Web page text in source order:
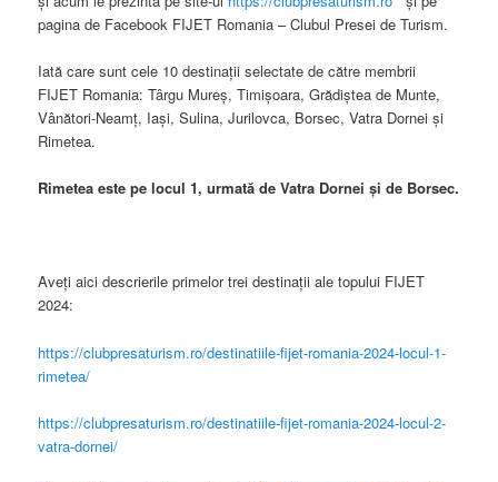
pagina de Facebook FIJET Romania – Clubul Presei de Turism.
Iată care sunt cele 10 destinații selectate de către membrii
FIJET Romania: Târgu Mureș, Timișoara, Grădiștea de Munte,
Vânători-Neamț, Iași, Sulina, Jurilovca, Borsec, Vatra Dornei și
Rimetea.
Rimetea este pe locul 1, urmată de Vatra Dornei și de Borsec.
Aveți aici descrierile primelor trei destinații ale topului FIJET
2024:
https://clubpresaturism.ro/destinatiile-fijet-romania-2024-locul-1-
rimetea/
https://clubpresaturism.ro/destinatiile-fijet-romania-2024-locul-2-
vatra-dornei/